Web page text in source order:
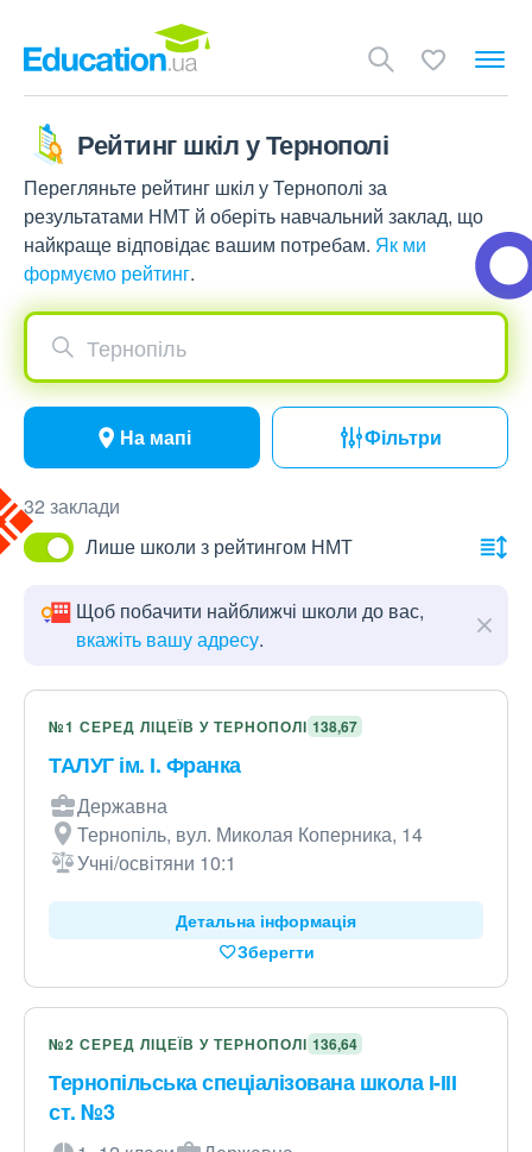
Рейтинг шкіл у Тернополі
Перегляньте рейтинг шкіл у Тернополі за
результатами НМТ й оберіть навчальний заклад, що
найкраще відповідає вашим потребам. Як ми
формуємо рейтинг.
Тернопіль
На мапі Фільтри
32 заклади
Лише школи з рейтингом НМТ
Щоб побачити найближчі школи до вас,
вкажіть вашу адресу.
№1 СЕРЕД ЛІЦЕЇВ У ТЕРНОПОЛІ 138,67
ТАЛУГ ім. І. Франка
Державна
Тернопіль, вул. Миколая Коперника, 14
Учні/освітяни 10:1
Детальна інформація
Зберегти
№2 СЕРЕД ЛІЦЕЇВ У ТЕРНОПОЛІ 136,64
Тернопільська спеціалізована школа І-ІІІ
ст. №3